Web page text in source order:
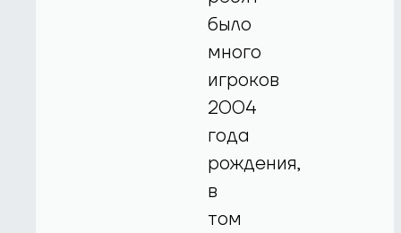
было
много
игроков
2004
года
рождения,
в
том